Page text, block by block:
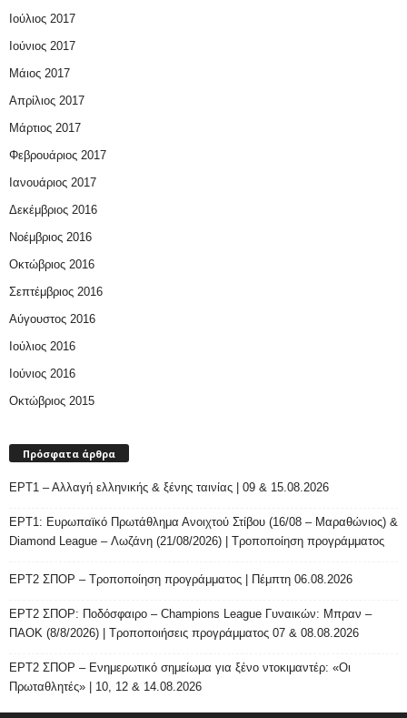
Ιούλιος 2017
Ιούνιος 2017
Μάιος 2017
Απρίλιος 2017
Μάρτιος 2017
Φεβρουάριος 2017
Ιανουάριος 2017
Δεκέμβριος 2016
Νοέμβριος 2016
Οκτώβριος 2016
Σεπτέμβριος 2016
Αύγουστος 2016
Ιούλιος 2016
Ιούνιος 2016
Οκτώβριος 2015
Πρόσφατα άρθρα
ΕΡΤ1 – Αλλαγή ελληνικής & ξένης ταινίας | 09 & 15.08.2026
ΕΡΤ1: Ευρωπαϊκό Πρωτάθλημα Ανοιχτού Στίβου (16/08 – Μαραθώνιος) &
Diamond League – Λωζάνη (21/08/2026) | Τροποποίηση προγράμματος
ΕΡΤ2 ΣΠΟΡ – Τροποποίηση προγράμματος | Πέμπτη 06.08.2026
ΕΡΤ2 ΣΠΟΡ: Ποδόσφαιρο – Champions League Γυναικών: Μπραν –
ΠΑΟΚ (8/8/2026) | Τροποποιήσεις προγράμματος 07 & 08.08.2026
ΕΡΤ2 ΣΠΟΡ – Ενημερωτικό σημείωμα για ξένο ντοκιμαντέρ: «Οι
Πρωταθλητές» | 10, 12 & 14.08.2026